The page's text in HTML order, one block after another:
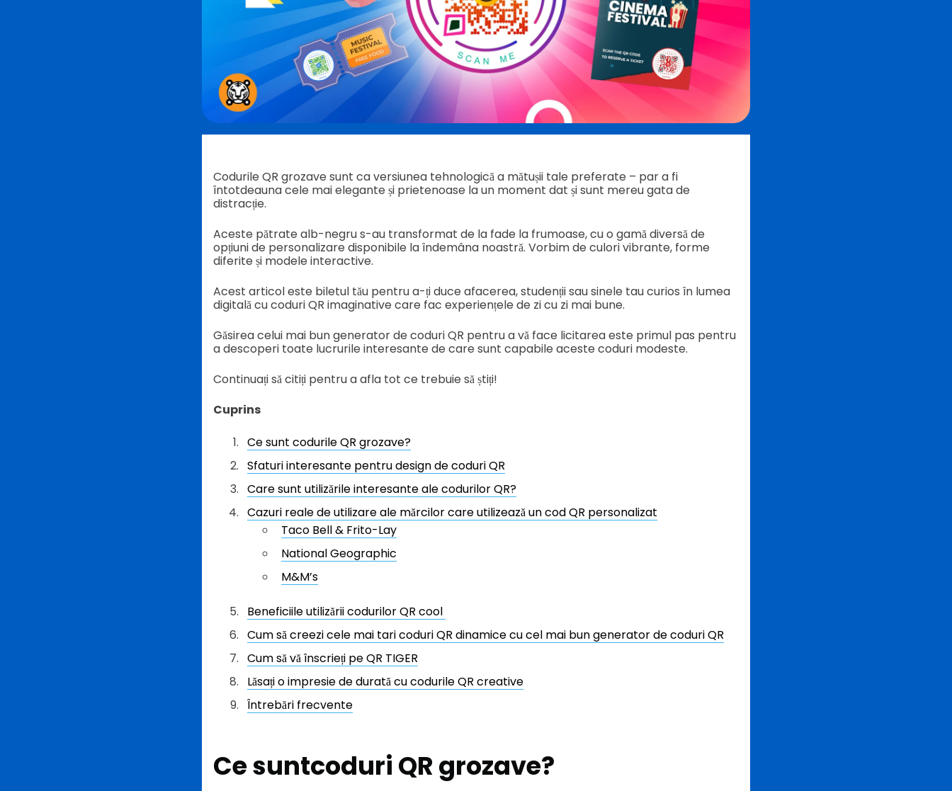
Codurile QR grozave sunt ca versiunea tehnologică a mătușii tale preferate – par a fi
întotdeauna cele mai elegante și prietenoase la un moment dat și sunt mereu gata de
distracție.
Aceste pătrate alb-negru s-au transformat de la fade la frumoase, cu o gamă diversă de
opțiuni de personalizare disponibile la îndemâna noastră. Vorbim de culori vibrante, forme
diferite și modele interactive.
Acest articol este biletul tău pentru a-ți duce afacerea, studenții sau sinele tau curios în lumea
digitală cu coduri QR imaginative care fac experiențele de zi cu zi mai bune.
Găsirea celui mai bun generator de coduri QR pentru a vă face licitarea este primul pas pentru
a descoperi toate lucrurile interesante de care sunt capabile aceste coduri modeste.
Continuați să citiți pentru a afla tot ce trebuie să știți!
Cuprins
Ce sunt codurile QR grozave?
Sfaturi interesante pentru design de coduri QR
Care sunt utilizările interesante ale codurilor QR?
Cazuri reale de utilizare ale mărcilor care utilizează un cod QR personalizat
Taco Bell & Frito-Lay
National Geographic
M&M’s
Beneficiile utilizării codurilor QR cool
Cum să creezi cele mai tari coduri QR dinamice cu cel mai bun generator de coduri QR
Cum să vă înscrieți pe QR TIGER
Lăsați o impresie de durată cu codurile QR creative
Întrebări frecvente
Ce suntcoduri QR grozave?